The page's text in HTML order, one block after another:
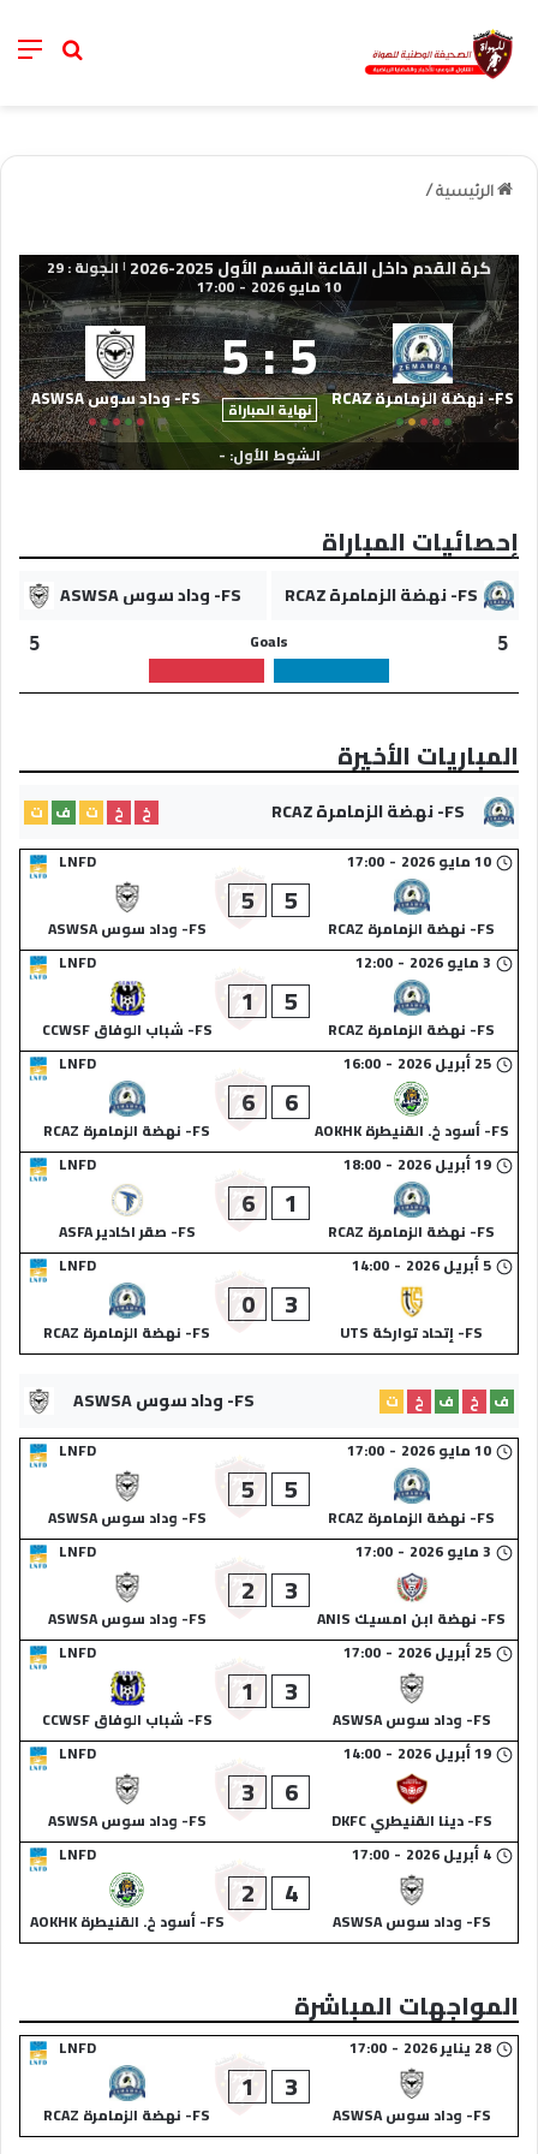
خانة
الرئيسية /
كرة القدم داخل القاعة القسم الأول 2025-2026 | الجولة : 29
10 مايو 2026 -
17:00
FS- نهضة الزمامرة RCAZ 5
:
5
نهاية المباراة FS- وداد سوس ASWSA
الشوط الأول: -
إحصائيات المباراة
FS- نهضة الزمامرة RCAZ FS- وداد سوس ASWSA
5
Goals
5
المباريات الأخيرة
FS- نهضة الزمامرة RCAZ خ خ ت ف ت
LNFD
10 مايو 2026 -
17:00
FS- نهضة الزمامرة RCAZ
5
5
FS- وداد سوس ASWSA
LNFD
3 مايو 2026 -
12:00
FS- نهضة الزمامرة RCAZ
5
1
FS- شباب الوفاق CCWSF
LNFD
25 أبريل 2026 -
16:00
FS- أسود خ. القنيطرة AOKHK
6
6
FS- نهضة الزمامرة RCAZ
LNFD
19 أبريل 2026 -
18:00
FS- نهضة الزمامرة RCAZ
1
6
FS- صقر اكادير ASFA
LNFD
5 أبريل 2026 -
14:00
FS- إتحاد تواركة UTS
3
0
FS- نهضة الزمامرة RCAZ
FS- وداد سوس ASWSA ف خ ف خ
ت
LNFD
10 مايو 2026 -
17:00
FS- نهضة الزمامرة RCAZ
5
5
FS- وداد سوس ASWSA
LNFD
3 مايو 2026 -
17:00
FS- نهضة ابن امسيك ANIS
3
2
FS- وداد سوس ASWSA
LNFD
25 أبريل 2026 -
17:00
FS- وداد سوس ASWSA
3
1
FS- شباب الوفاق CCWSF
LNFD
19 أبريل 2026 -
14:00
FS- دينا القنيطري DKFC
6
3
FS- وداد سوس ASWSA
LNFD
4 أبريل 2026 -
17:00
FS- وداد سوس ASWSA
4
2
FS- أسود خ. القنيطرة AOKHK
المواجهات المباشرة
LNFD 28 يناير 2026 -
17:00
FS- وداد سوس ASWSA
3
1
FS- نهضة الزمامرة RCAZ